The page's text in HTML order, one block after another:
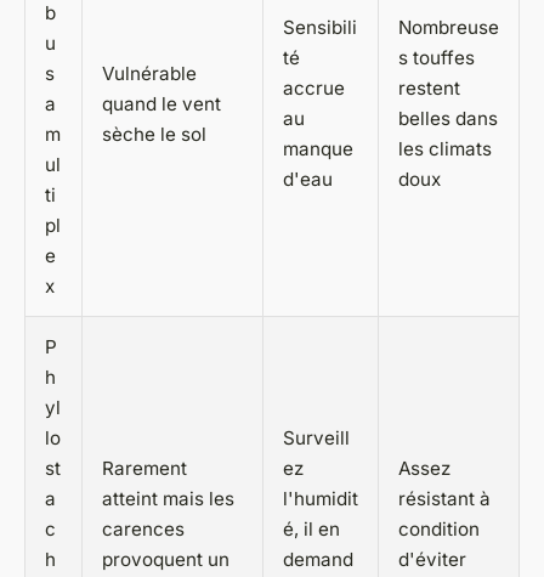
b
u
s
a
m
ul
ti
pl
e
x
Vulnérable
quand le vent
sèche le sol
Sensibili
té
accrue
au
manque
d'eau
Nombreuse
s touffes
restent
belles dans
les climats
doux
P
h
yl
lo
st
a
c
h
Rarement
atteint mais les
carences
provoquent un
Surveill
ez
l'humidit
é, il en
demand
Assez
résistant à
condition
d'éviter